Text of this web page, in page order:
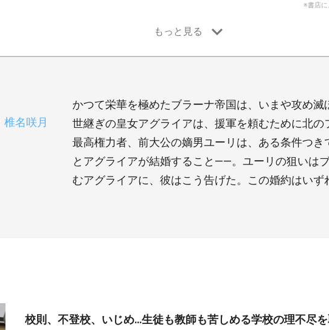
※書店に
椎名咲月
かつて栄華を極めたブラーナ帝国は、いまや攻め
世継ぎの皇女アグライアは、援軍を頼むために北
最高権力者、前大公の嫡男ユーリは、ある条件つ
とアグライアが結婚すること――。ユーリの狙いは
むアグライアに、彼はこう告げた。この婚約はい
校則、不登校、いじめ…生徒も教師も苦しめる学校の理不尽